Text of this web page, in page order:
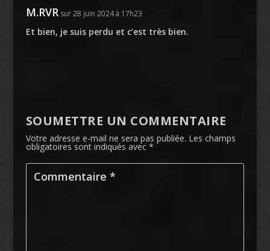
M.RVR sur 28 juin 2024 à 17h23
Et bien, je suis perdu et c’est très bien.
SOUMETTRE UN COMMENTAIRE
Votre adresse e-mail ne sera pas publiée. Les champs
obligatoires sont indiqués avec *